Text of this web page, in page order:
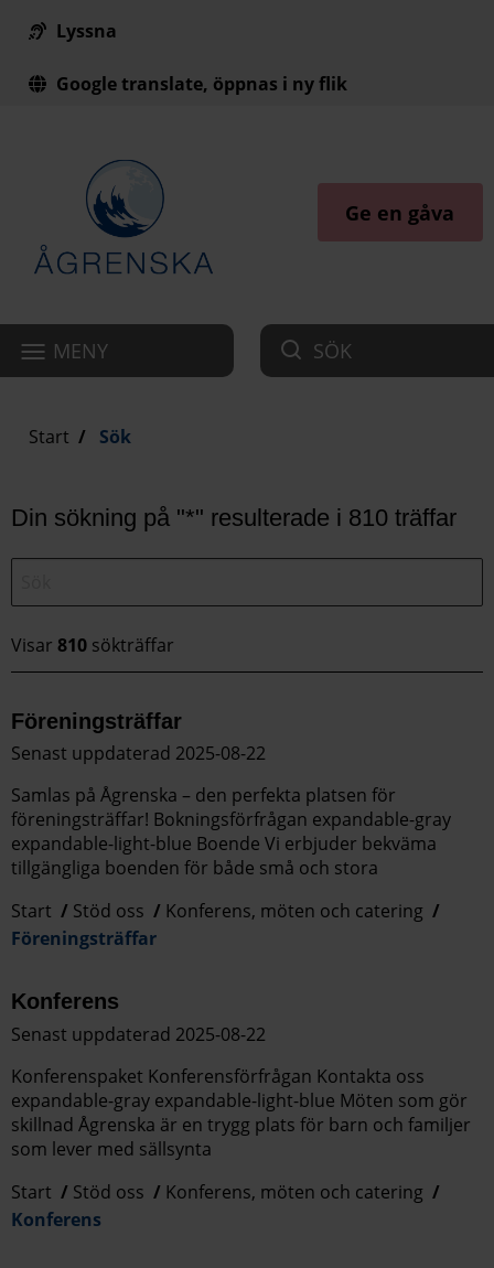
Till innehåll på sidan
Lyssna
Google translate, öppnas i ny flik
Ge en gåva
MENY SÖK
Start Sök
Din sökning på "*" resulterade i 810 träffar
Visar 810 sökträffar
Föreningsträffar
Senast uppdaterad 2025-08-22
Samlas på Ågrenska – den perfekta platsen för
föreningsträffar! Bokningsförfrågan expandable-gray
expandable-light-blue Boende Vi erbjuder bekväma
tillgängliga boenden för både små och stora
Start
Stöd oss
Konferens, möten och catering
Föreningsträffar
Konferens
Senast uppdaterad 2025-08-22
Konferenspaket Konferensförfrågan Kontakta oss
expandable-gray expandable-light-blue Möten som gör
skillnad Ågrenska är en trygg plats för barn och familjer
som lever med sällsynta
Start
Stöd oss
Konferens, möten och catering
Konferens